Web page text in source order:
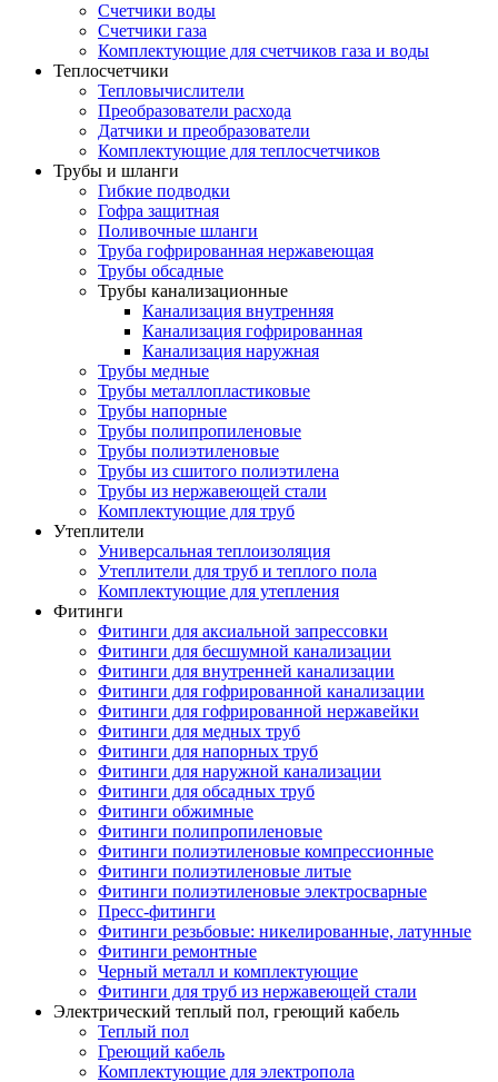
Счетчики воды
Счетчики газа
Комплектующие для счетчиков газа и воды
Теплосчетчики
Тепловычислители
Преобразователи расхода
Датчики и преобразователи
Комплектующие для теплосчетчиков
Трубы и шланги
Гибкие подводки
Гофра защитная
Поливочные шланги
Труба гофрированная нержавеющая
Трубы обсадные
Трубы канализационные
Канализация внутренняя
Канализация гофрированная
Канализация наружная
Трубы медные
Трубы металлопластиковые
Трубы напорные
Трубы полипропиленовые
Трубы полиэтиленовые
Трубы из сшитого полиэтилена
Трубы из нержавеющей стали
Комплектующие для труб
Утеплители
Универсальная теплоизоляция
Утеплители для труб и теплого пола
Комплектующие для утепления
Фитинги
Фитинги для аксиальной запрессовки
Фитинги для бесшумной канализации
Фитинги для внутренней канализации
Фитинги для гофрированной канализации
Фитинги для гофрированной нержавейки
Фитинги для медных труб
Фитинги для напорных труб
Фитинги для наружной канализации
Фитинги для обсадных труб
Фитинги обжимные
Фитинги полипропиленовые
Фитинги полиэтиленовые компрессионные
Фитинги полиэтиленовые литые
Фитинги полиэтиленовые электросварные
Пресс-фитинги
Фитинги резьбовые: никелированные, латунные
Фитинги ремонтные
Черный металл и комплектующие
Фитинги для труб из нержавеющей стали
Электрический теплый пол, греющий кабель
Теплый пол
Греющий кабель
Комплектующие для электропола